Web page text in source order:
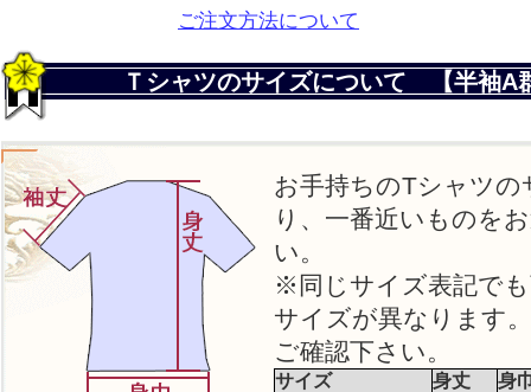
ご注文方法について
Ｔシャツのサイズについて 【半袖A
お手持ちのTシャツの
り、一番近いものを
い。
※同じサイズ表記で
サイズが異なります
ご確認下さい。
サイズ 身丈
身